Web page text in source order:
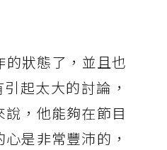
狀態了，並且也
起太大的討論，
，他能夠在節目
是非常豐沛的，